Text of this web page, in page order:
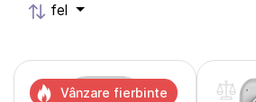
fel
Vânzare fierbinte